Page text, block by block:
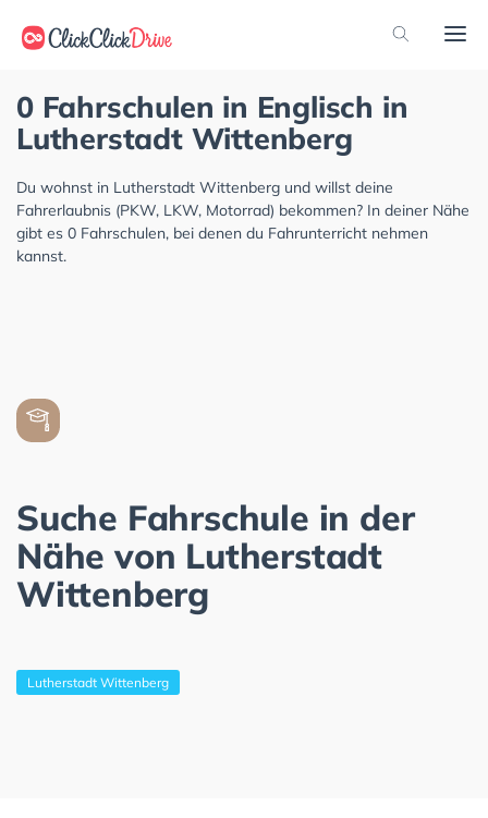
0 Fahrschulen in Englisch in
Lutherstadt Wittenberg
Du wohnst in Lutherstadt Wittenberg und willst deine
Fahrerlaubnis (PKW, LKW, Motorrad) bekommen? In deiner Nähe
gibt es 0 Fahrschulen, bei denen du Fahrunterricht nehmen
kannst.
Suche Fahrschule in der
Nähe von Lutherstadt
Wittenberg
Lutherstadt Wittenberg